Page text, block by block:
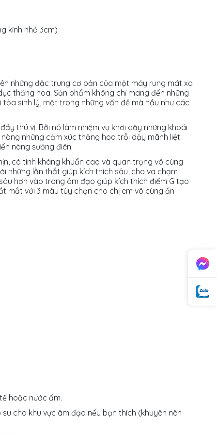
kính nhỏ 3cm)
những đặc trưng cơ bản của một máy rung mát xa
thăng hoa. Sản phẩm không chỉ mang đến những
sinh lý, một trong những vấn đề mà hầu như các
thú vị. Bởi nó làm nhiệm vụ khơi dậy những khoái
những cảm xúc thăng hoa trỗi dậy mãnh liệt
nàng sướng điên.
có tính kháng khuẩn cao và quan trọng vô cùng
những lằn thắt giúp kích thích sâu, cho va chạm
hơn vào trong âm đạo giúp kích thích điểm G tạo
mắt với 3 màu tùy chọn cho chị em vô cùng ấn
hoặc nước ấm.
cho khu vực âm đạo nếu bạn thích (khuyên nên